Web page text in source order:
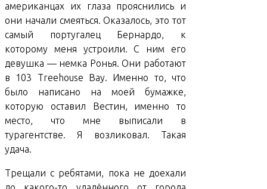
американцах их глаза прояснились и
они начали смеяться. Оказалось, это тот
самый португалец Бернардо, к
которому меня устроили. С ним его
девушка — немка Рoнья. Они работают
в 103 Treehouse Bay. Именно то, что
было написано на моей бумажке,
которую оставил Вестин, именно то
место, что мне выписали в
турагентстве. Я возликовал. Такая
удача.
Трещали с ребятами, пока не доехали